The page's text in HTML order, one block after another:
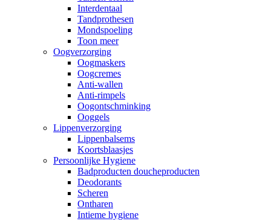
Interdentaal
Tandprothesen
Mondspoeling
Toon meer
Oogverzorging
Oogmaskers
Oogcremes
Anti-wallen
Anti-rimpels
Oogontschminking
Ooggels
Lippenverzorging
Lippenbalsems
Koortsblaasjes
Persoonlijke Hygiene
Badproducten doucheproducten
Deodorants
Scheren
Ontharen
Intieme hygiene